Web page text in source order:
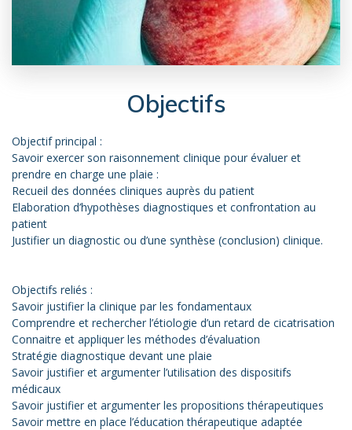
Objectifs
Objectif principal :
Savoir exercer son raisonnement clinique pour évaluer et
prendre en charge une plaie :
Recueil des données cliniques auprès du patient
Elaboration d’hypothèses diagnostiques et confrontation au
patient
Justifier un diagnostic ou d’une synthèse (conclusion) clinique.
Objectifs reliés :
Savoir justifier la clinique par les fondamentaux
Comprendre et rechercher l’étiologie d’un retard de cicatrisation
Connaitre et appliquer les méthodes d’évaluation
Stratégie diagnostique devant une plaie
Savoir justifier et argumenter l’utilisation des dispositifs
médicaux
Savoir justifier et argumenter les propositions thérapeutiques
Savoir mettre en place l’éducation thérapeutique adaptée